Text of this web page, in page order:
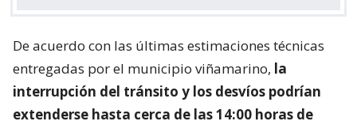
De acuerdo con las últimas estimaciones técnicas
entregadas por el municipio viñamarino, la
interrupción del tránsito y los desvíos podrían
extenderse hasta cerca de las 14:00 horas de